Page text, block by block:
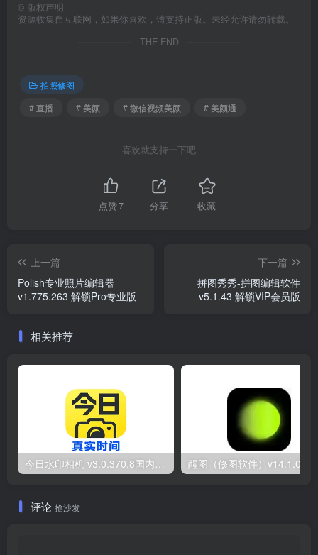
© 版权声明
资源收集自互联网，如果你喜欢，请支持正版。未经允许请勿转载。
THE END
拍照修图
# 直播
# 美颜 # 微信视频美颜 # 美颜通
喜欢就支持一下吧
点赞7 分享 收藏
上一篇
Polish专业照片编辑器
v1.775.263 解锁Pro专业版
下一篇
拼图秀秀-拼图编辑软件
v5.1.43 解锁VIP会员版
相关推荐
今日水印相机 v3.0.370.8国内版 / v10.0.170国际版Timemark 去广告解锁VIP会员版
评论 抢沙发